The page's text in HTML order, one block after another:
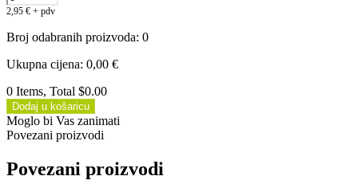
2,95 € + pdv
Broj odabranih proizvoda: 0
Ukupna cijena: 0,00 €
0 Items, Total $0.00
Dodaj u košaricu
Moglo bi Vas zanimati
Povezani proizvodi
Povezani proizvodi